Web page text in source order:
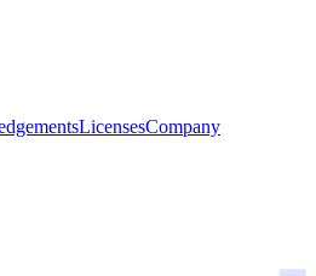
LicensesCompany